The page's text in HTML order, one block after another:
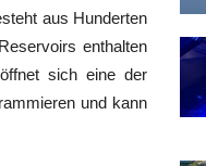
aus Hunderten
enthalten
sich eine der
und kann